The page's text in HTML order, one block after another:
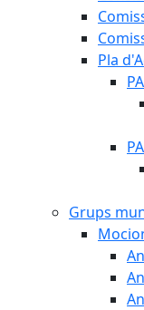
Pla
Grups